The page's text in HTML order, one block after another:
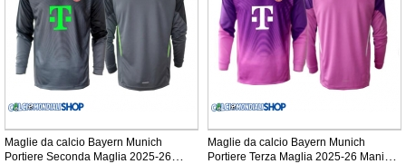
Maglie da calcio Bayern Munich
Portiere Seconda Maglia 2025-26
Maglie da calcio Bayern Munich
Portiere Terza Maglia 2025-26 Manica